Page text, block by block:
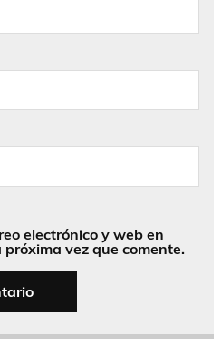
electrónico y web en
vez que comente.